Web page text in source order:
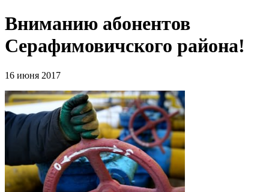
Вниманию абонентов
Серафимовичского района!
16 июня 2017